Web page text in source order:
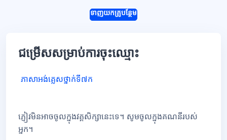
ទាញយកគ្រូបន្ថែម
ជម្រើសសម្រាប់ការចុះឈ្មោះ
ភាសាអង់គ្លេសថ្នាក់ទី៧ក
ភ្ញៀវមិនអាចចូលក្នុងវគ្គសិក្សានេះទេ។ សូមចូលក្នុងគណនីរបស់
អ្នក។